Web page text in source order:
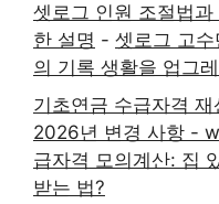
셋로그 인원 조절법
한 설명 - 셋로그 고
의 기록 생활을 업그
기초연금 수급자격
2026년 변경 사항 -
급자격 모의계산: 집
받는 법?